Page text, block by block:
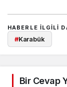
HABERLE ILGILI
#Karabük
Bir Cevap